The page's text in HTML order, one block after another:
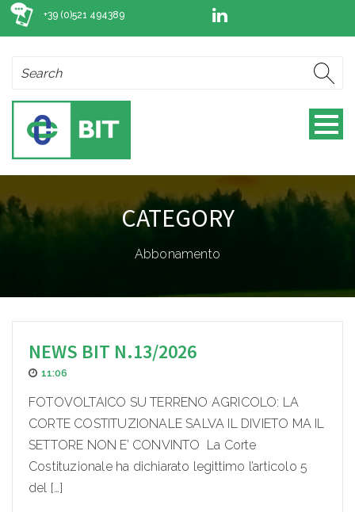
+39 (0)521 494389
CATEGORY
Abbonamento
NEWS BIT N.13/2026
11:06
FOTOVOLTAICO SU TERRENO AGRICOLO: LA
CORTE COSTITUZIONALE SALVA IL DIVIETO MA IL
SETTORE NON E’ CONVINTO La Corte
Costituzionale ha dichiarato legittimo l’articolo 5
del […]